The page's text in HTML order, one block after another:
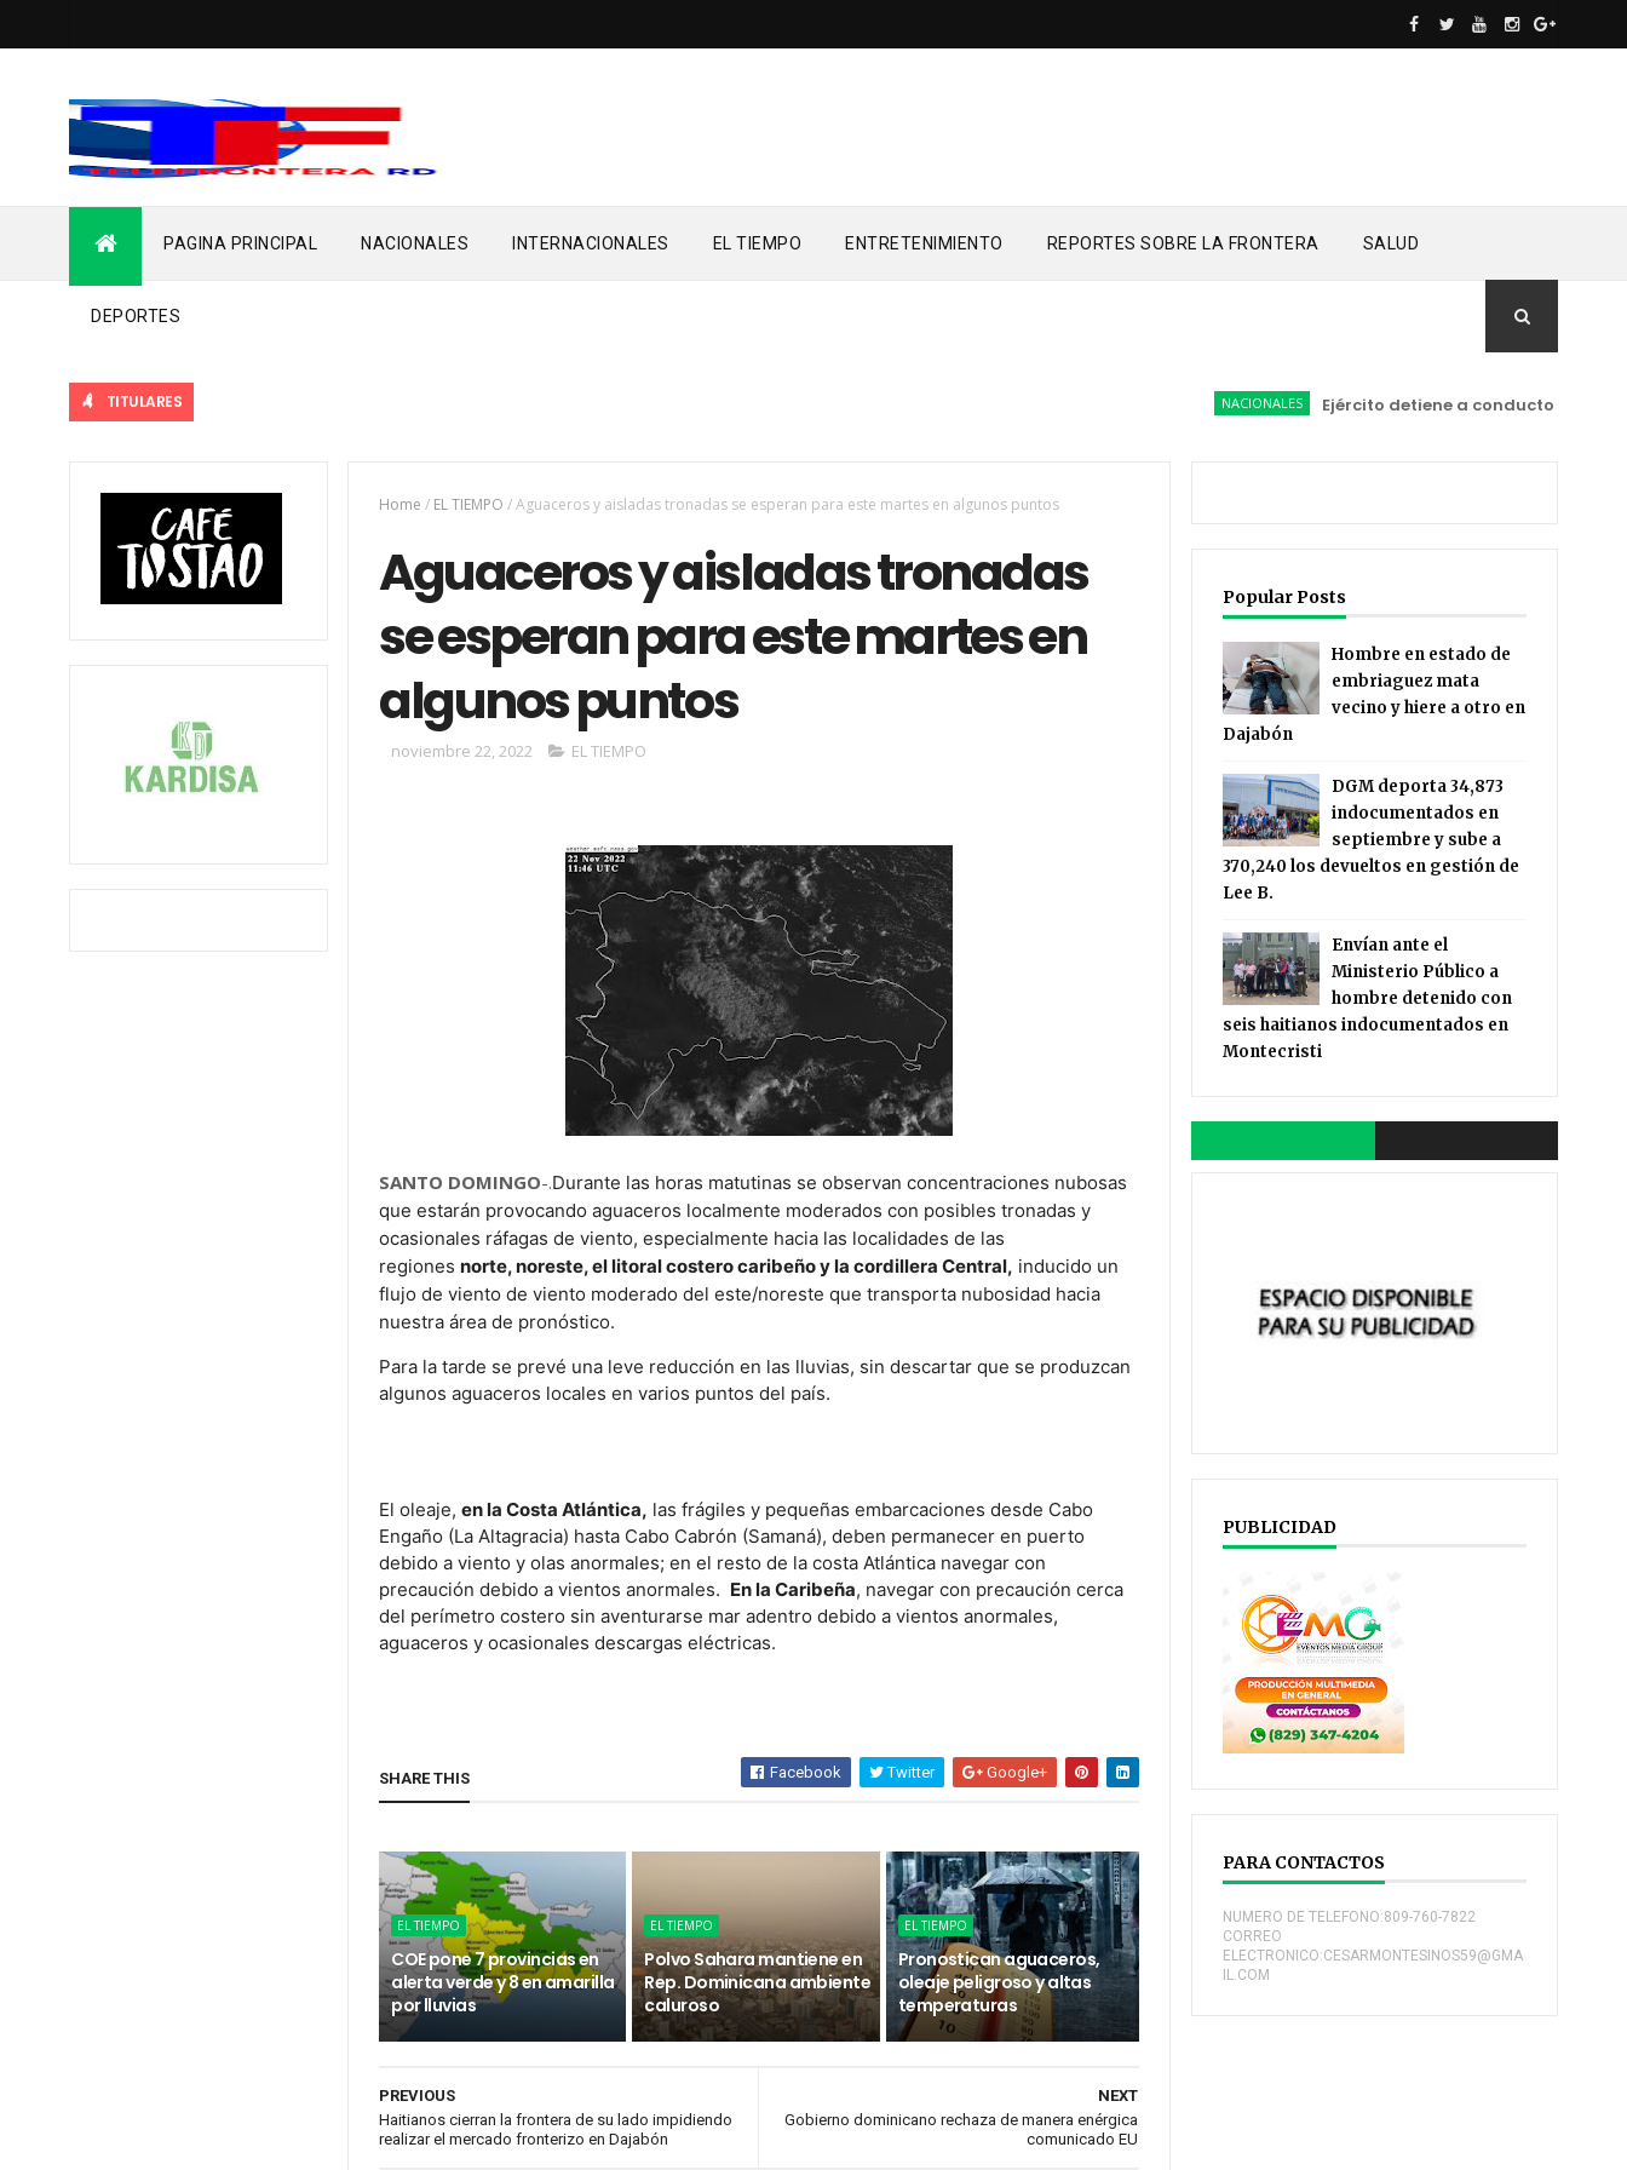
PAGINA PRINCIPAL NACIONALES INTERNACIONALES EL TIEMPO ENTRETENIMIENTO REPORTES SOBRE LA FRONTERA SALUD
DEPORTES
TITULARES NACIONALES Ejército detiene a conductor
Home / EL TIEMPO /Aguaceros y aisladas tronadas se esperan para este martes en algunos puntos
Aguaceros y aisladas tronadas
se esperan para este martes en
algunos puntos
noviembre 22, 2022 EL TIEMPO
SANTO DOMINGO-.Durante las horas matutinas se observan concentraciones nubosas
que estarán provocando aguaceros localmente moderados con posibles tronadas y
ocasionales ráfagas de viento, especialmente hacia las localidades de las
regionesnorte, noreste, el litoral costero caribeño y la cordillera Central, inducido un
flujo de viento de viento moderado del este/noreste que transporta nubosidad hacia
nuestra área de pronóstico.
Para la tarde se prevé una leve reducción en las lluvias, sin descartar que se produzcan
algunos aguaceros locales en varios puntos del país.
El oleaje,en la Costa Atlántica, las frágiles y pequeñas embarcaciones desde Cabo
Engaño (La Altagracia) hasta Cabo Cabrón (Samaná), deben permanecer en puerto
debido a viento y olas anormales; en el resto de la costa Atlántica navegar con
precaución debido a vientos anormales. En la Caribeña, navegar con precaución cerca
del perímetro costero sin aventurarse mar adentro debido a vientos anormales,
aguaceros y ocasionales descargas eléctricas.
SHARE THIS Facebook Twitter Google+
EL TIEMPO
COE pone 7 provincias en
alerta verde y 8 en amarilla
por lluvias
EL TIEMPO
Polvo Sahara mantiene en
Rep. Dominicana ambiente
caluroso
EL TIEMPO
Pronostican aguaceros,
oleaje peligroso y altas
temperaturas
NEXT
Gobierno dominicano rechaza de manera enérgica
comunicado EU
PREVIOUS
Haitianos cierran la frontera de su lado impidiendo
realizar el mercado fronterizo en Dajabón
Popular Posts
Hombre en estado de
embriaguez mata
vecino y hiere a otro en
Dajabón
DGM deporta 34,873
indocumentados en
septiembre y sube a
370,240 los devueltos en gestión de
Lee B.
Envían ante el
Ministerio Público a
hombre detenido con
seis haitianos indocumentados en
Montecristi
PUBLICIDAD
PARA CONTACTOS
NUMERO DE TELEFONO:809-760-7822
CORREO
ELECTRONICO:CESARMONTESINOS59@GMA
IL.COM